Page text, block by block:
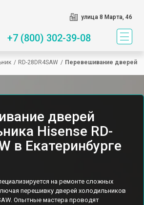
улица 8 Марта, 46
+7 (800) 302-39-08
/ RD-28DR4SAW / Перевешивание дверей
дверей
Hisense RD-
в Екатеринбурге
на ремонте сложных
перешивку дверей холодильников
Опытные мастера проводят